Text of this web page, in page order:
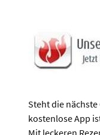
Steht die
kostenlose App
Mit leckeren